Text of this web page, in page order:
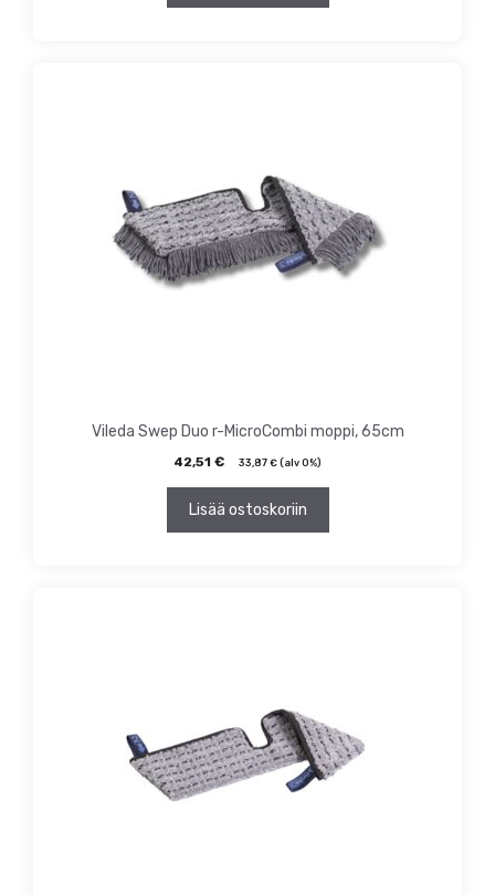
Vileda Swep Duo r-MicroCombi moppi, 65cm
42,51 € 33,87 € (alv 0%)
Lisää ostoskoriin